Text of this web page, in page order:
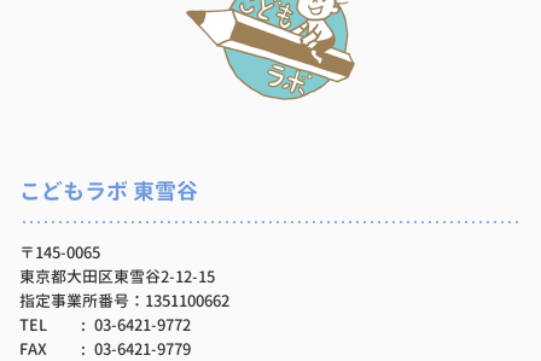
こどもラボ 東雪谷
〒145-0065
東京都大田区東雪谷2-12-15
指定事業所番号：1351100662
TEL
03-6421-9772
FAX
03-6421-9779